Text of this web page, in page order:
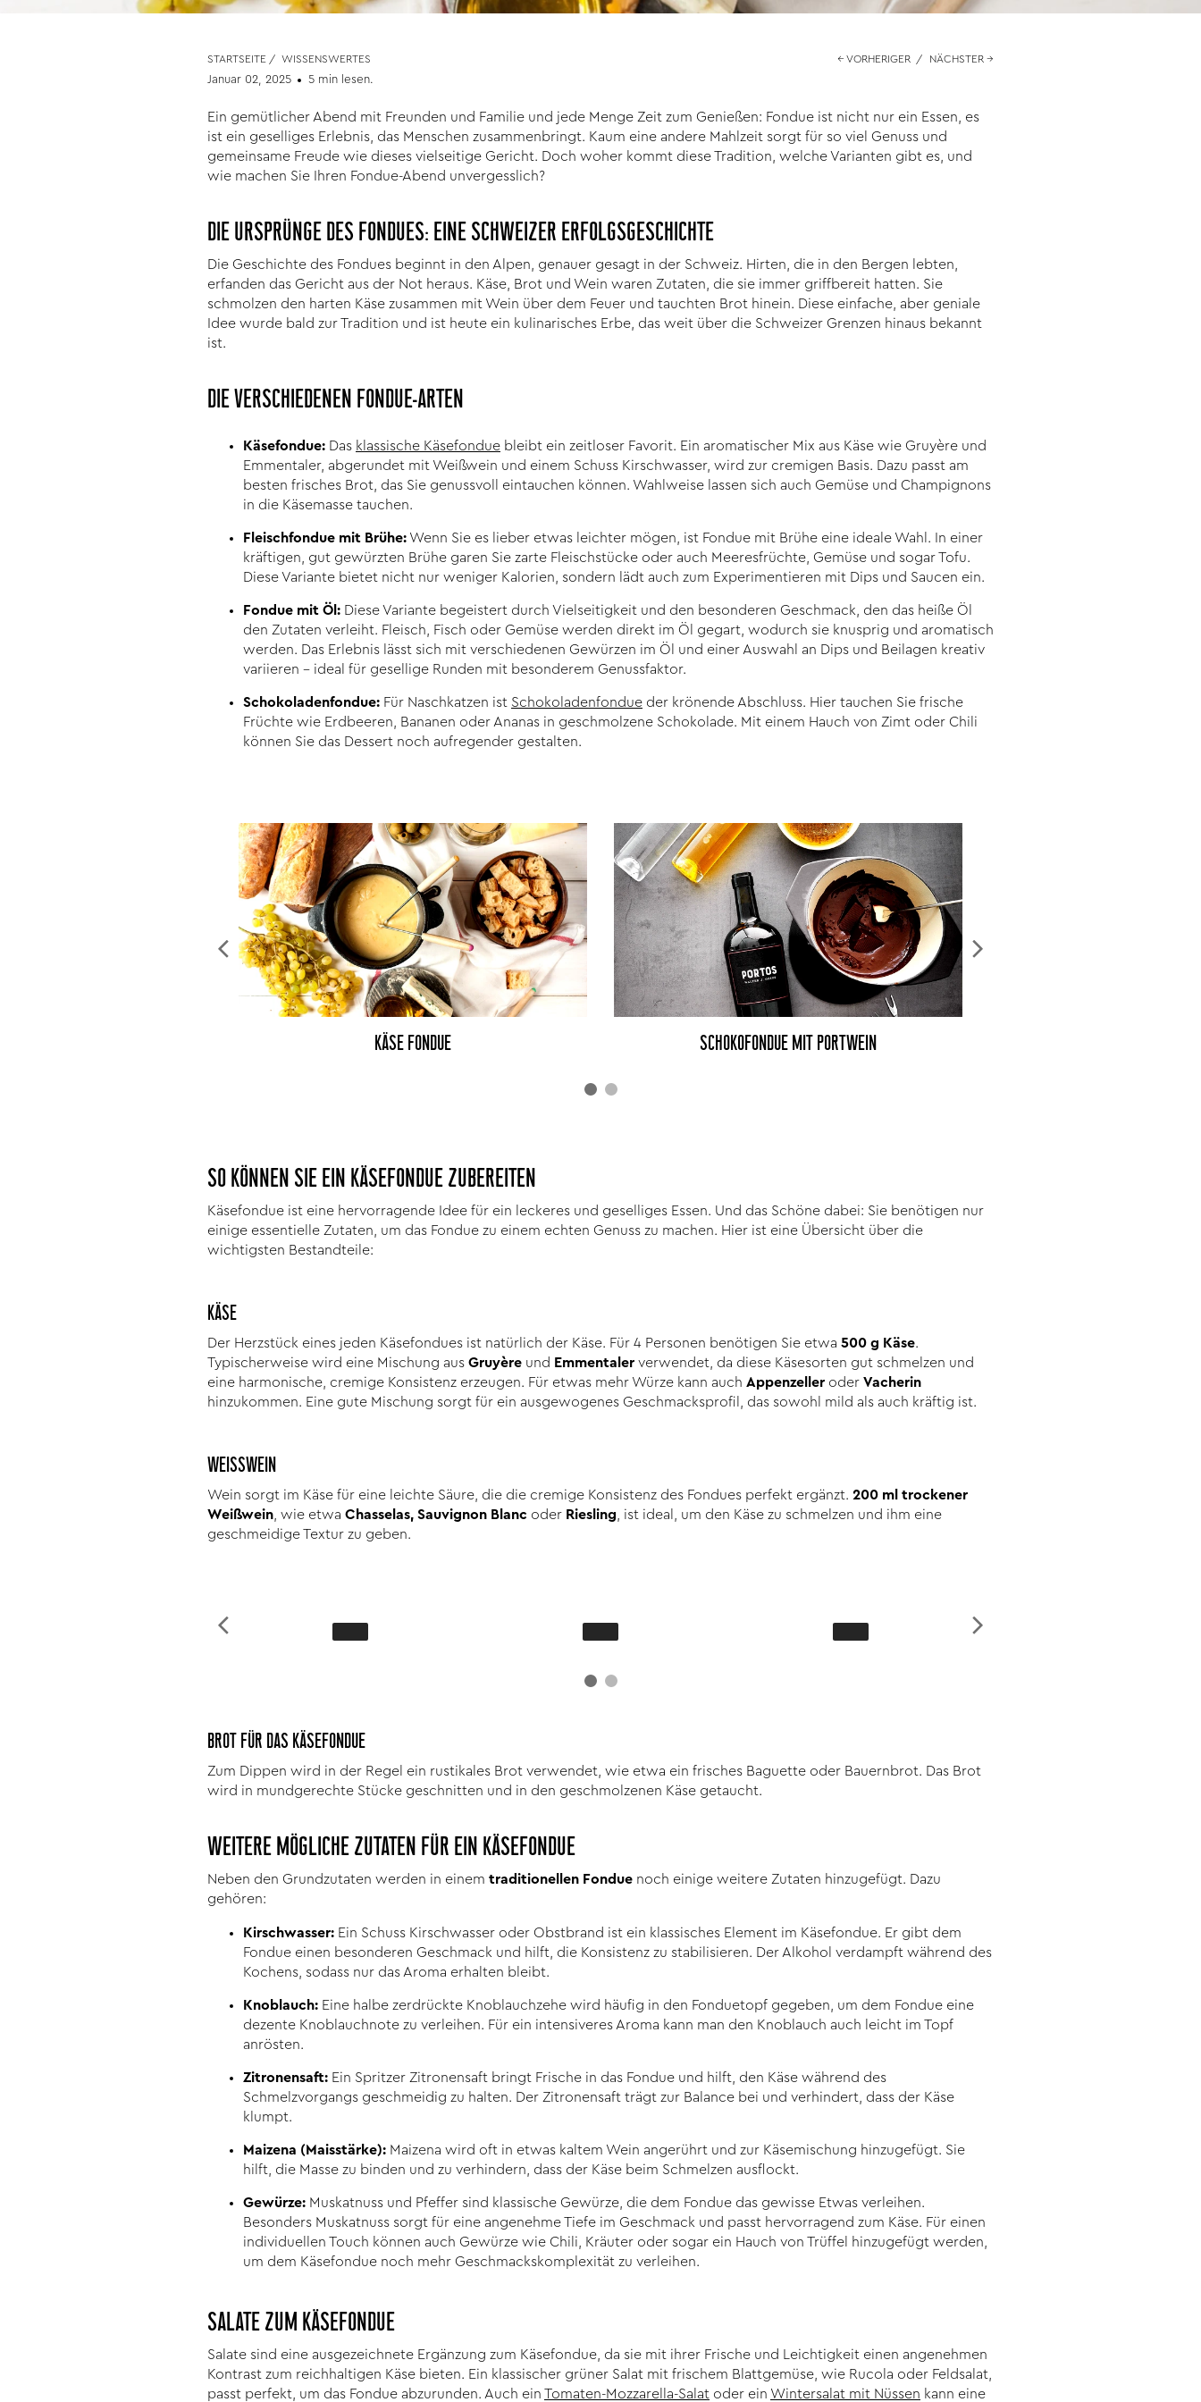
STARTSEITE / WISSENSWERTES ← VORHERIGER / NÄCHSTER →
Januar 02, 2025 5 min lesen.
Ein gemütlicher Abend mit Freunden und Familie und jede Menge Zeit zum Genießen: Fondue ist nicht nur ein Essen, es
ist ein geselliges Erlebnis, das Menschen zusammenbringt. Kaum eine andere Mahlzeit sorgt für so viel Genuss und
gemeinsame Freude wie dieses vielseitige Gericht. Doch woher kommt diese Tradition, welche Varianten gibt es, und
wie machen Sie Ihren Fondue-Abend unvergesslich?
DIE URSPRÜNGE DES FONDUES: EINE SCHWEIZER ERFOLGSGESCHICHTE
Die Geschichte des Fondues beginnt in den Alpen, genauer gesagt in der Schweiz. Hirten, die in den Bergen lebten,
erfanden das Gericht aus der Not heraus. Käse, Brot und Wein waren Zutaten, die sie immer griffbereit hatten. Sie
schmolzen den harten Käse zusammen mit Wein über dem Feuer und tauchten Brot hinein. Diese einfache, aber geniale
Idee wurde bald zur Tradition und ist heute ein kulinarisches Erbe, das weit über die Schweizer Grenzen hinaus bekannt
ist.
DIE VERSCHIEDENEN FONDUE-ARTEN
Käsefondue: Das klassische Käsefondue bleibt ein zeitloser Favorit. Ein aromatischer Mix aus Käse wie Gruyère und
Emmentaler, abgerundet mit Weißwein und einem Schuss Kirschwasser, wird zur cremigen Basis. Dazu passt am
besten frisches Brot, das Sie genussvoll eintauchen können. Wahlweise lassen sich auch Gemüse und Champignons
in die Käsemasse tauchen.
Fleischfondue mit Brühe: Wenn Sie es lieber etwas leichter mögen, ist Fondue mit Brühe eine ideale Wahl. In einer
kräftigen, gut gewürzten Brühe garen Sie zarte Fleischstücke oder auch Meeresfrüchte, Gemüse und sogar Tofu.
Diese Variante bietet nicht nur weniger Kalorien, sondern lädt auch zum Experimentieren mit Dips und Saucen ein.
Fondue mit Öl: Diese Variante begeistert durch Vielseitigkeit und den besonderen Geschmack, den das heiße Öl
den Zutaten verleiht. Fleisch, Fisch oder Gemüse werden direkt im Öl gegart, wodurch sie knusprig und aromatisch
werden. Das Erlebnis lässt sich mit verschiedenen Gewürzen im Öl und einer Auswahl an Dips und Beilagen kreativ
variieren – ideal für gesellige Runden mit besonderem Genussfaktor.
Schokoladenfondue: Für Naschkatzen ist Schokoladenfondue der krönende Abschluss. Hier tauchen Sie frische
Früchte wie Erdbeeren, Bananen oder Ananas in geschmolzene Schokolade. Mit einem Hauch von Zimt oder Chili
können Sie das Dessert noch aufregender gestalten.
KÄSE FONDUE SCHOKOFONDUE MIT PORTWEIN
SO KÖNNEN SIE EIN KÄSEFONDUE ZUBEREITEN
Käsefondue ist eine hervorragende Idee für ein leckeres und geselliges Essen. Und das Schöne dabei: Sie benötigen nur
einige essentielle Zutaten, um das Fondue zu einem echten Genuss zu machen. Hier ist eine Übersicht über die
wichtigsten Bestandteile:
KÄSE
Der Herzstück eines jeden Käsefondues ist natürlich der Käse. Für 4 Personen benötigen Sie etwa 500 g Käse.
Typischerweise wird eine Mischung aus Gruyère und Emmentaler verwendet, da diese Käsesorten gut schmelzen und
eine harmonische, cremige Konsistenz erzeugen. Für etwas mehr Würze kann auch Appenzeller oder Vacherin
hinzukommen. Eine gute Mischung sorgt für ein ausgewogenes Geschmacksprofil, das sowohl mild als auch kräftig ist.
WEISSWEIN
Wein sorgt im Käse für eine leichte Säure, die die cremige Konsistenz des Fondues perfekt ergänzt. 200 ml trockener
Weißwein , wie etwa Chasselas, Sauvignon Blanc oder Riesling , ist ideal, um den Käse zu schmelzen und ihm eine
geschmeidige Textur zu geben.
BROT FÜR DAS KÄSEFONDUE
Zum Dippen wird in der Regel ein rustikales Brot verwendet, wie etwa ein frisches Baguette oder Bauernbrot. Das Brot
wird in mundgerechte Stücke geschnitten und in den geschmolzenen Käse getaucht.
WEITERE MÖGLICHE ZUTATEN FÜR EIN KÄSEFONDUE
Neben den Grundzutaten werden in einem traditionellen Fondue noch einige weitere Zutaten hinzugefügt. Dazu
gehören:
Kirschwasser: Ein Schuss Kirschwasser oder Obstbrand ist ein klassisches Element im Käsefondue. Er gibt dem
Fondue einen besonderen Geschmack und hilft, die Konsistenz zu stabilisieren. Der Alkohol verdampft während des
Kochens, sodass nur das Aroma erhalten bleibt.
Knoblauch: Eine halbe zerdrückte Knoblauchzehe wird häufig in den Fonduetopf gegeben, um dem Fondue eine
dezente Knoblauchnote zu verleihen. Für ein intensiveres Aroma kann man den Knoblauch auch leicht im Topf
anrösten.
Zitronensaft: Ein Spritzer Zitronensaft bringt Frische in das Fondue und hilft, den Käse während des
Schmelzvorgangs geschmeidig zu halten. Der Zitronensaft trägt zur Balance bei und verhindert, dass der Käse
klumpt.
Maizena (Maisstärke): Maizena wird oft in etwas kaltem Wein angerührt und zur Käsemischung hinzugefügt. Sie
hilft, die Masse zu binden und zu verhindern, dass der Käse beim Schmelzen ausflockt.
Gewürze: Muskatnuss und Pfeffer sind klassische Gewürze, die dem Fondue das gewisse Etwas verleihen.
Besonders Muskatnuss sorgt für eine angenehme Tiefe im Geschmack und passt hervorragend zum Käse. Für einen
individuellen Touch können auch Gewürze wie Chili, Kräuter oder sogar ein Hauch von Trüffel hinzugefügt werden,
um dem Käsefondue noch mehr Geschmackskomplexität zu verleihen.
SALATE ZUM KÄSEFONDUE
Salate sind eine ausgezeichnete Ergänzung zum Käsefondue, da sie mit ihrer Frische und Leichtigkeit einen angenehmen
Kontrast zum reichhaltigen Käse bieten. Ein klassischer grüner Salat mit frischem Blattgemüse, wie Rucola oder Feldsalat,
passt perfekt, um das Fondue abzurunden. Auch ein Tomaten-Mozzarella-Salat oder ein Wintersalat mit Nüssen kann eine